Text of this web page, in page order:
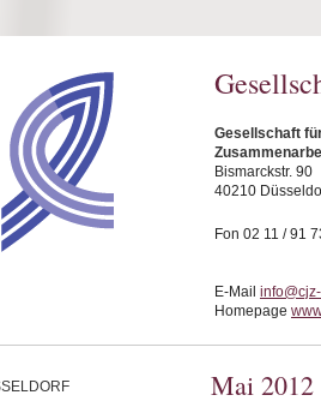
Gesellschaft
Bismarckstr. 90
40210
Fon 02 11 / 91
E-Mail
Homepage
Mai 2012